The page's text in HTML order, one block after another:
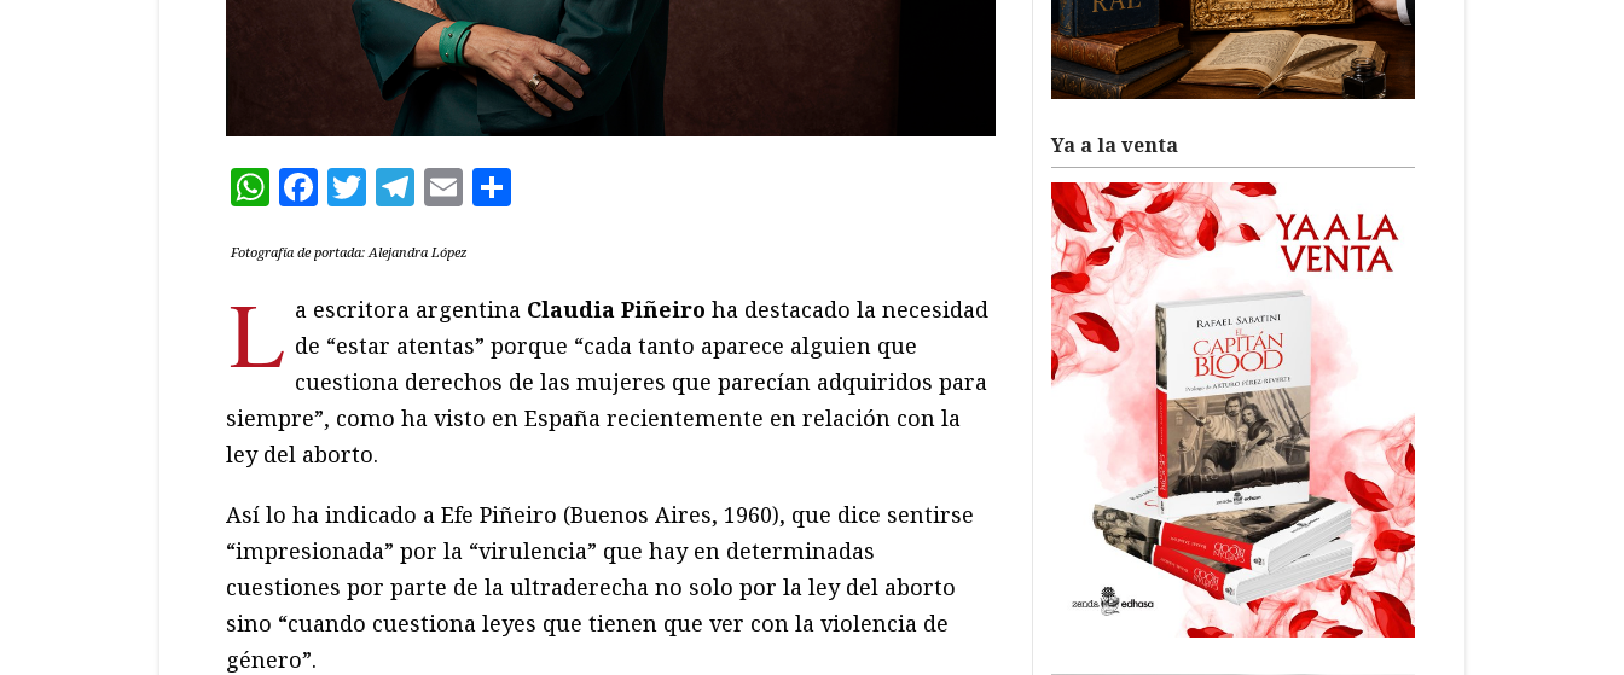
WhatsApp
Facebook
Twitter
Telegram
Email
Fotografía de portada: Alejandra López
L a escritora argentina Claudia Piñeiro ha destacado la necesidad
de “estar atentas” porque “cada tanto aparece alguien que
cuestiona derechos de las mujeres que parecían adquiridos para
siempre”, como ha visto en España recientemente en relación con la
ley del aborto.
Así lo ha indicado a Efe Piñeiro (Buenos Aires, 1960), que dice sentirse
“impresionada” por la “virulencia” que hay en determinadas
cuestiones por parte de la ultraderecha no solo por la ley del aborto
sino “cuando cuestiona leyes que tienen que ver con la violencia de
género”.
Ya a la venta